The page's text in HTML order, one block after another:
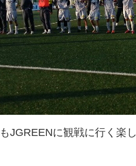
JGREENに観戦に行く楽